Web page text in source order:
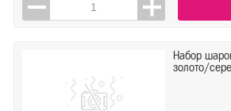
Набор
золото/